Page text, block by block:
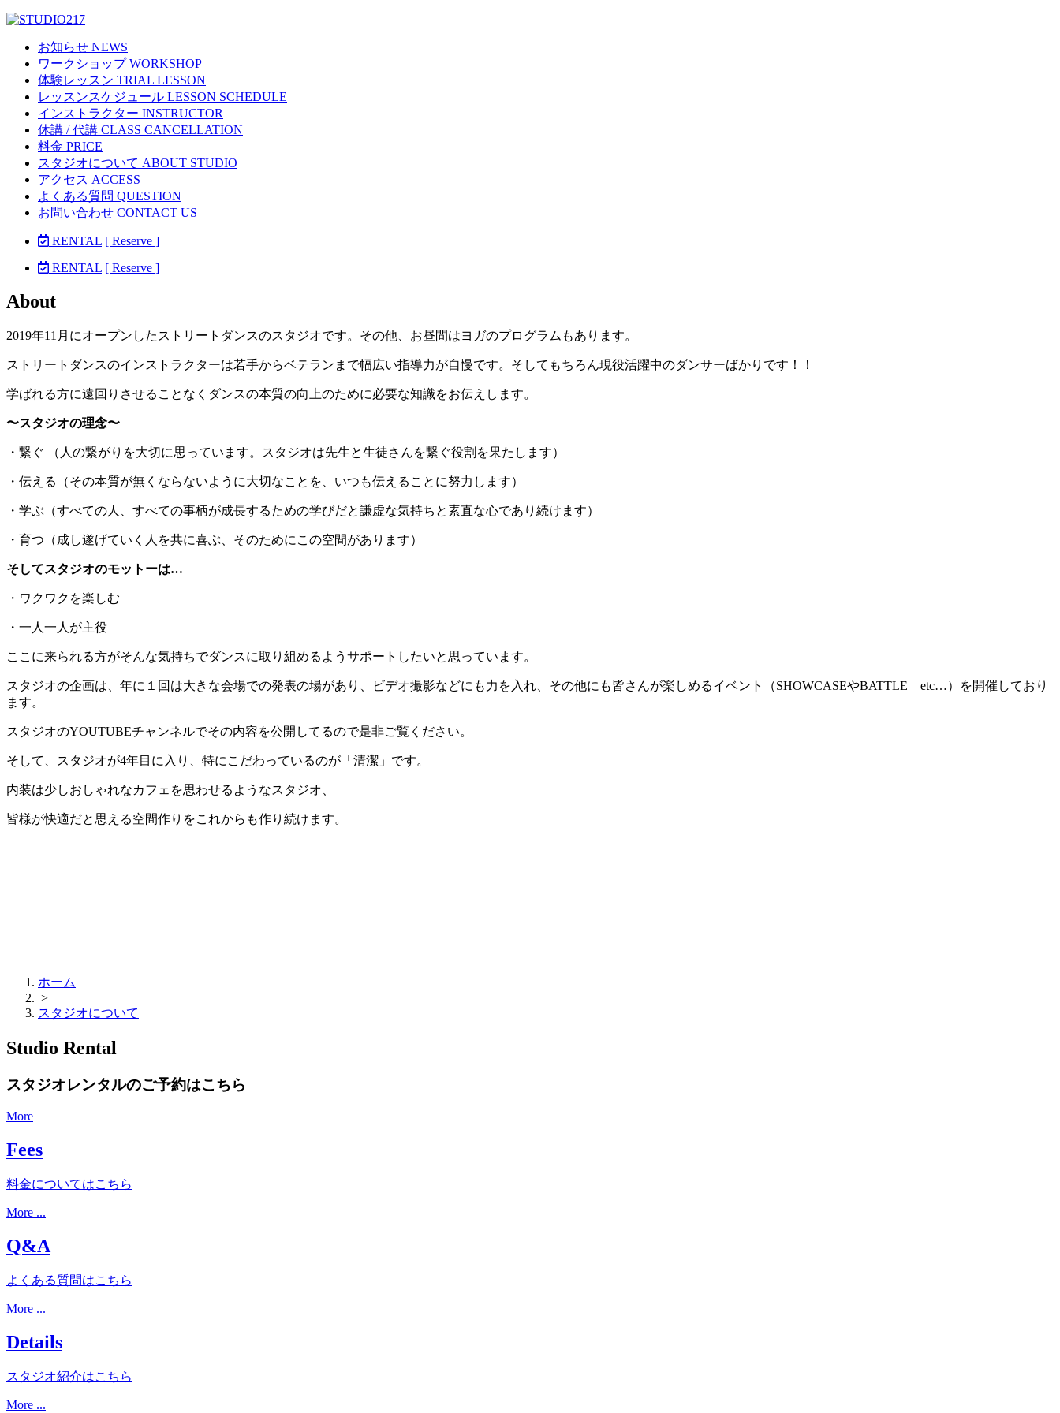
お知らせ NEWS
ワークショップ WORKSHOP
体験レッスン TRIAL LESSON
レッスンスケジュール LESSON SCHEDULE
インストラクター INSTRUCTOR
休講 / 代講 CLASS CANCELLATION
料金 PRICE
スタジオについて ABOUT STUDIO
アクセス ACCESS
よくある質問 QUESTION
お問い合わせ CONTACT US
RENTAL [ Reserve ]
RENTAL [ Reserve ]
About
2019年11月にオープンしたストリートダンスのスタジオです。その他、お昼間はヨガのプログラムもあります。
ストリートダンスのインストラクターは若手からベテランまで幅広い指導力が自慢です。そしてもちろん現役活躍中のダンサーばかりです！！
学ばれる方に遠回りさせることなくダンスの本質の向上のために必要な知識をお伝えします。
〜スタジオの理念〜
・繋ぐ （人の繋がりを大切に思っています。スタジオは先生と生徒さんを繋ぐ役割を果たします）
・伝える（その本質が無くならないように大切なことを、いつも伝えることに努力します）
・学ぶ（すべての人、すべての事柄が成長するための学びだと謙虚な気持ちと素直な心であり続けます）
・育つ（成し遂げていく人を共に喜ぶ、そのためにこの空間があります）
そしてスタジオのモットーは…
・ワクワクを楽しむ
・一人一人が主役
ここに来られる方がそんな気持ちでダンスに取り組めるようサポートしたいと思っています。
スタジオの企画は、年に１回は大きな会場での発表の場があり、ビデオ撮影などにも力を入れ、その他にも皆さんが楽しめるイベント（SHOWCASEやBATTLE etc…）を開催しており
ます。
スタジオのYOUTUBEチャンネルでその内容を公開してるので是非ご覧ください。
そして、スタジオが4年目に入り、特にこだわっているのが「清潔」です。
内装は少しおしゃれなカフェを思わせるようなスタジオ、
皆様が快適だと思える空間作りをこれからも作り続けます。
ホーム
>
スタジオについて
Studio Rental
スタジオレンタルのご予約はこちら
More
Fees
料金についてはこちら
More ...
Q&A
よくある質問はこちら
More ...
Details
スタジオ紹介はこちら
More ...